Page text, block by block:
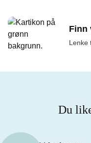
Finn
Lenke
Du